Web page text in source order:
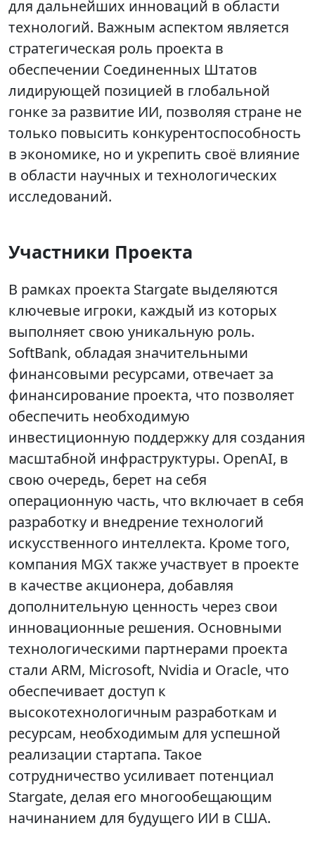
для дальнейших инноваций в области
технологий. Важным аспектом является
стратегическая роль проекта в
обеспечении Соединенных Штатов
лидирующей позицией в глобальной
гонке за развитие ИИ, позволяя стране не
только повысить конкурентоспособность
в экономике, но и укрепить своё влияние
в области научных и технологических
исследований.
Участники Проекта
В рамках проекта Stargate выделяются
ключевые игроки, каждый из которых
выполняет свою уникальную роль.
SoftBank, обладая значительными
финансовыми ресурсами, отвечает за
финансирование проекта, что позволяет
обеспечить необходимую
инвестиционную поддержку для создания
масштабной инфраструктуры. OpenAI, в
свою очередь, берет на себя
операционную часть, что включает в себя
разработку и внедрение технологий
искусственного интеллекта. Кроме того,
компания MGX также участвует в проекте
в качестве акционера, добавляя
дополнительную ценность через свои
инновационные решения. Основными
технологическими партнерами проекта
стали ARM, Microsoft, Nvidia и Oracle, что
обеспечивает доступ к
высокотехнологичным разработкам и
ресурсам, необходимым для успешной
реализации стартапа. Такое
сотрудничество усиливает потенциал
Stargate, делая его многообещающим
начинанием для будущего ИИ в США.